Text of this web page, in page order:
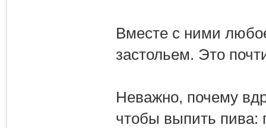
Вместе с ними
застольем. Это
Неважно, почему
чтобы выпить пива: